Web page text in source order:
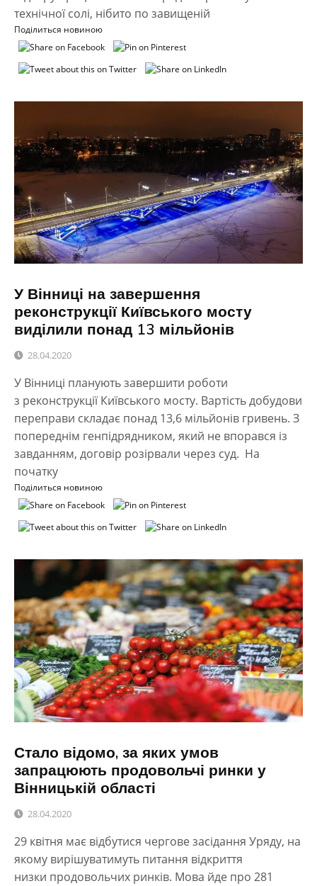
технічної солі, нібито по завищеній
Поділиться новиною
У Вінниці на завершення
реконструкції Київського мосту
виділили понад 13 мільйонів
28.04.2020
У Вінниці планують завершити роботи
з реконструкції Київського мосту. Вартість добудови
переправи складає понад 13,6 мільйонів гривень. З
попереднім генпідрядником, який не впорався із
завданням, договір розірвали через суд. На
початку
Поділиться новиною
Стало відомо, за яких умов
запрацюють продовольчі ринки у
Вінницькій області
28.04.2020
29 квітня має відбутися чергове засідання Уряду, на
якому вирішуватимуть питання відкриття
низки продовольчих ринків. Мова йде про 281